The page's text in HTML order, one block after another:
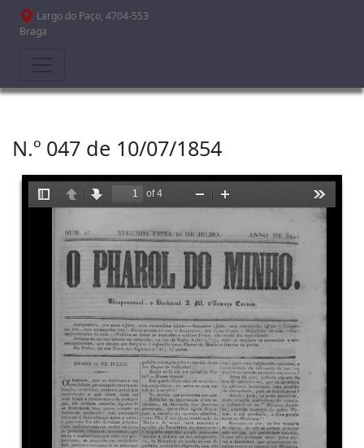
Passar para o conteúdo principal
Largo do Paço, 4704-553
Braga
N.º 047 de 10/07/1854